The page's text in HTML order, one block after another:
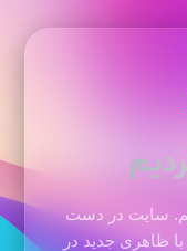
سایت در دست
ظاهری جدید در